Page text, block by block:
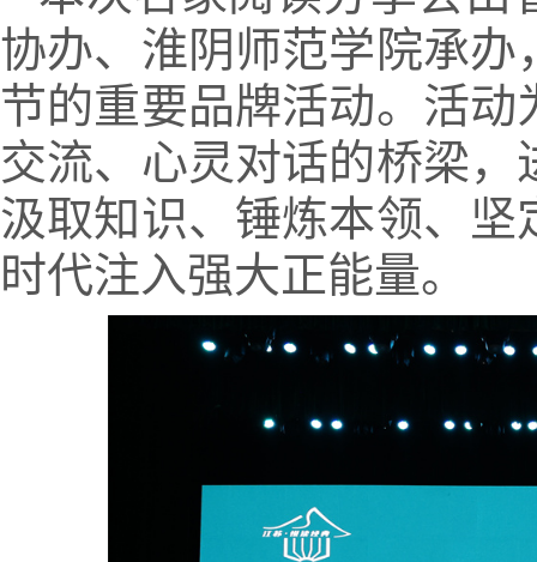
协办、淮阴师范学院承
节的重要品牌活动。活
交流、心灵对话的桥梁
汲取知识、锤炼本领、
时代注入强大正能量。